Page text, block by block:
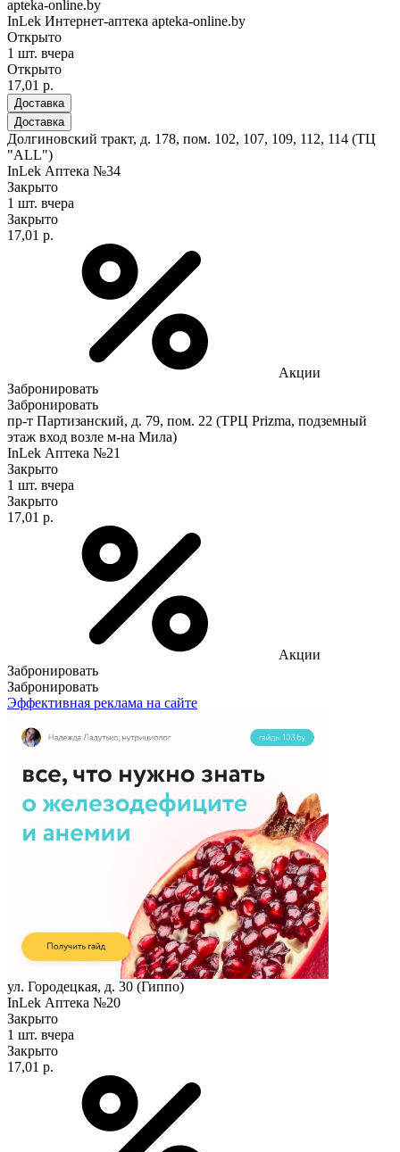
apteka-online.by
InLek Интернет-аптека apteka-online.by
Открыто
1 шт. вчера
Открыто
17,01 р.
Доставка
Доставка
Долгиновский тракт, д. 178, пом. 102, 107, 109, 112, 114 (ТЦ
"ALL")
InLek Аптека №34
Закрыто
1 шт. вчера
Закрыто
17,01 р.
Акции
Забронировать
Забронировать
пр-т Партизанский, д. 79, пом. 22 (ТРЦ Prizma, подземный
этаж вход возле м-на Мила)
InLek Аптека №21
Закрыто
1 шт. вчера
Закрыто
17,01 р.
Акции
Забронировать
Забронировать
Эффективная реклама на сайте
ул. Городецкая, д. 30 (Гиппо)
InLek Аптека №20
Закрыто
1 шт. вчера
Закрыто
17,01 р.